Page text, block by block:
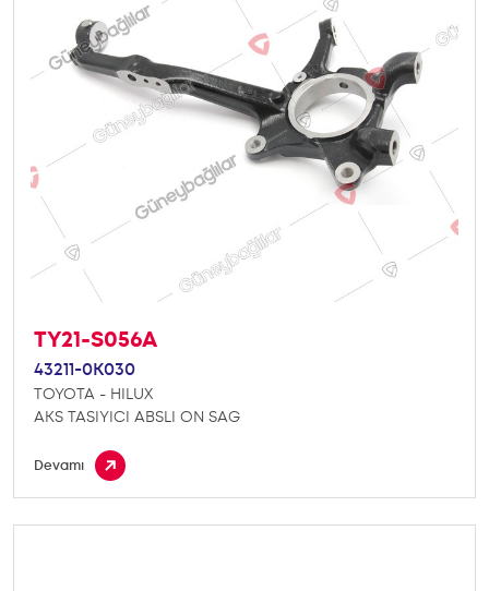
TY21-S056A
43211-0K030
TOYOTA - HILUX
AKS TASIYICI ABSLI ON SAG
Devamı